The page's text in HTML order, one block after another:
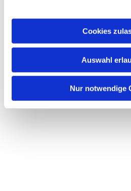
Cookies
Auswahl
Nur notwendige